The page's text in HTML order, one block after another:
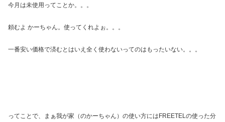
今月は未使用ってことか。。。
頼むよ かーちゃん。使ってくれよぉ。。。
一番安い価格で済むとはいえ全く使わないってのはもったいない。。。
ってことで、まぁ我が家（のかーちゃん）の使い方にはFREETELの使った分